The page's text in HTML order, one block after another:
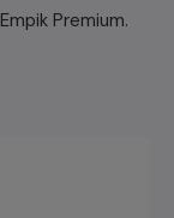
Premium.